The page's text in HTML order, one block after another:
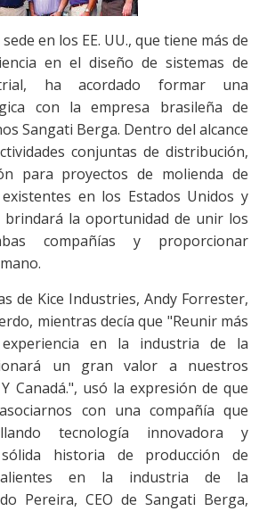
en los EE. UU., que tiene más de
en el diseño de sistemas de
ha acordado formar una
con la empresa brasileña de
Sangati Berga. Dentro del alcance
conjuntas de distribución,
para proyectos de molienda de
en los Estados Unidos y
brindará la oportunidad de unir los
compañías y proporcionar
de Kice Industries, Andy Forrester,
mientras decía que "Reunir más
en la industria de la
un gran valor a nuestros
Canadá.", usó la expresión de que
con una compañía que
tecnología innovadora y
historia de producción de
en la industria de la
Pereira, CEO de Sangati Berga,